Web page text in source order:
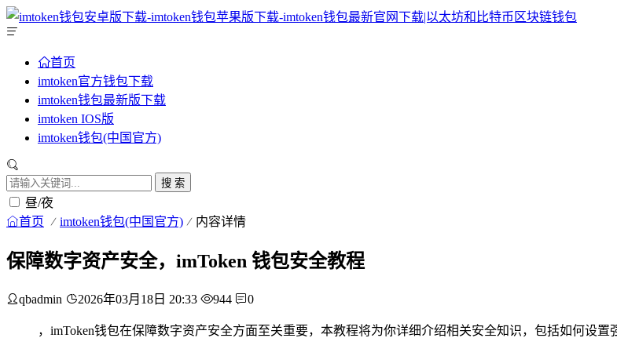
首页
imtoken官方钱包下载
imtoken钱包最新版下载
imtoken IOS版
imtoken钱包(中国官方)
搜 索
昼/夜
首页 imtoken钱包(中国官方) 内容详情
保障数字资产安全，imToken 钱包安全教程
qbadmin 2026年03月18日 20:33 944 0
，imToken钱包在保障数字资产安全方面至关重要，本教程将为你详细介绍相关安全知识，包括如何设